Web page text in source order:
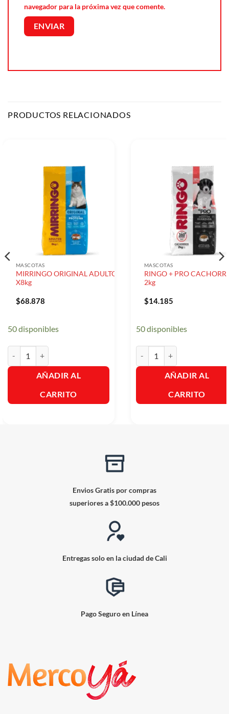
navegador para la próxima vez que comente.
PRODUCTOS RELACIONADOS
MASCOTAS
MIRRINGO ORIGINAL ADULTO
X8kg
$68.878
50 disponibles
AÑADIR AL
CARRITO
MASCOTAS
RINGO + PRO
2kg
$14.185
50 disponibles
AÑADIR AL
CARRITO
Envios Gratis por compras
superiores a $100.000 pesos
Entregas solo en la ciudad de Cali
Pago Seguro en Línea